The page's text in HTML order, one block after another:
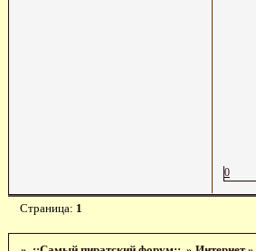
0
Страница: 1